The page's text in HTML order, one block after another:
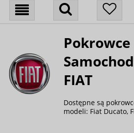
Pokrowce
FIAT
Dostępne są
modeli: Fiat Ducato,